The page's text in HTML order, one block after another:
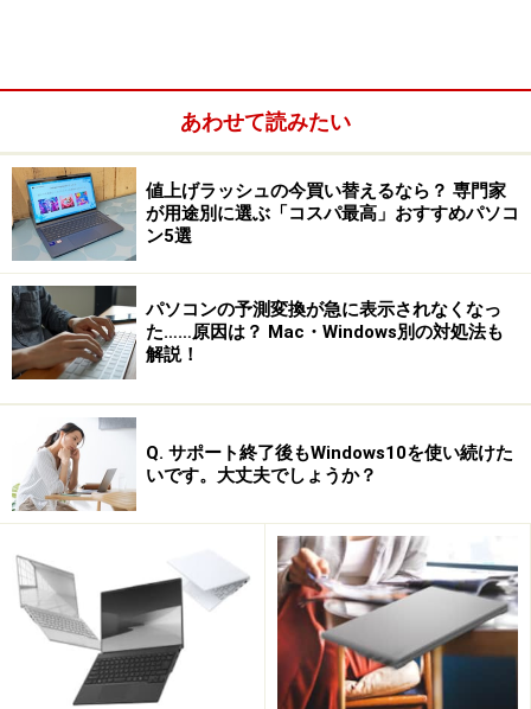
HP社のTouchSmartシリーズはこのジャンルで歴史があり、
完成度も高い
特に大画面の製品は、テレビ機能等も含めあらゆる娯楽
がこの一台で収まるようにつくられています。従来のパ
ソコンとしての完成度に加え、画面に触れて楽しむ娯楽
機能が追加されたこのジャンルの製品は子供から大人ま
あわせて読みたい
値上げラッシュの今買い替えるなら？ 専門家
が用途別に選ぶ「コスパ最高」おすすめパソコ
ン5選
パソコンの予測変換が急に表示されなくなっ
た……原因は？ Mac・Windows別の対処法も
解説！
Q. サポート終了後もWindows10を使い続けた
いです。大丈夫でしょうか？